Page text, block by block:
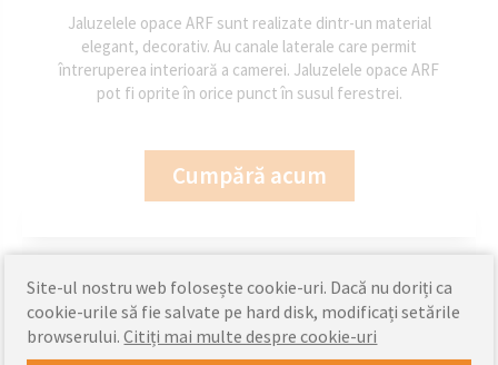
Jaluzelele opace ARF sunt realizate dintr-un material
elegant, decorativ. Au canale laterale care permit
întreruperea interioară a camerei. Jaluzelele opace ARF
pot fi oprite în orice punct în susul ferestrei.
Cumpără acum
Jaluzele opace
Jaluzele opace
Site-ul nostru web folosește cookie-uri. Dacă nu doriți ca
cookie-urile să fie salvate pe hard disk, modificați setările
browserului.Citiți mai multe despre cookie-uri